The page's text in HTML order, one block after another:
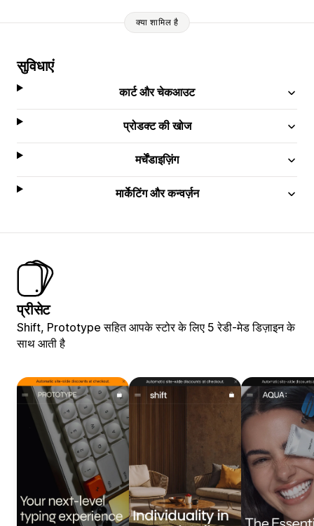
क्या शामिल है
सुविधाएं
कार्ट और चेकआउट
प्रोडक्ट की खोज
मर्चेंडाइज़िंग
मार्केटिंग और कन्वर्ज़न
प्रीसेट
Shift, Prototype सहित आपके स्टोर के लिए 5 रेडी-मेड डिज़ाइन के
साथ आती है